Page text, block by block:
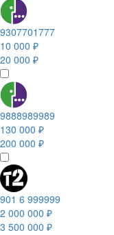
9307701777
10 000 ₽
20 000 ₽
9888989989
130 000 ₽
200 000 ₽
901 6 999999
2 000 000 ₽
3 500 000 ₽